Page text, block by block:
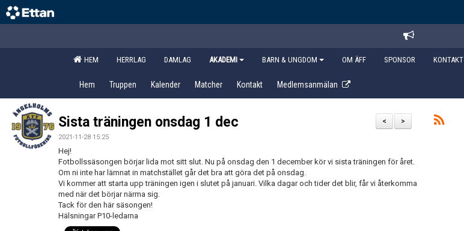
HEM HERRLAG DAMLAG AKADEMI BARN & UNGDOM OM ÄFF SPONSOR KONTAKT
Hem Truppen Kalender Matcher Kontakt Medlemsanmälan
>
<
Sista träningen onsdag 1 dec
2021-11-28 15:25
Hej!
Fotbollssäsongen börjar lida mot sitt slut. Nu på onsdag den 1 december kör vi sista träningen för året.
Om ni inte har lämnat in matchstället går det bra att göra det på onsdag.
Vi kommer att starta upp träningen igen i slutet på januari. Vilka dagar och tider det blir, får vi återkomma
med när det börjar närma sig.
Tack för den här säsongen!
Hälsningar P10-ledarna